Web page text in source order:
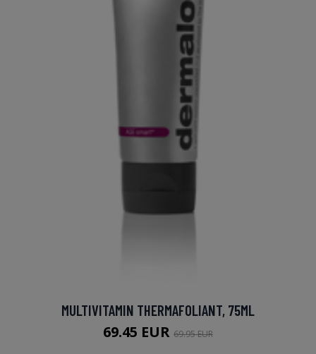
MULTIVITAMIN THERMAFOLIANT, 75ML
69.45 EUR 69.95 EUR